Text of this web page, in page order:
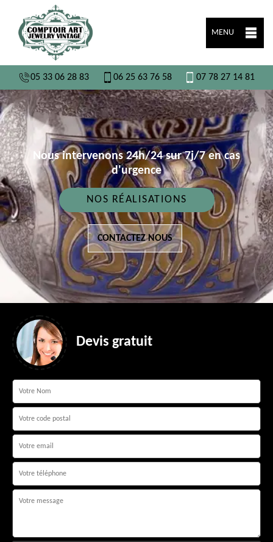
MENU
05 33 06 28 83 06 25 63 76 58 07 78 27 14 81
Nous intervenons 24h/24 sur 7j/7 en cas
d'urgence
NOS RÉALISATIONS
CONTACTEZ NOUS
Devis gratuit